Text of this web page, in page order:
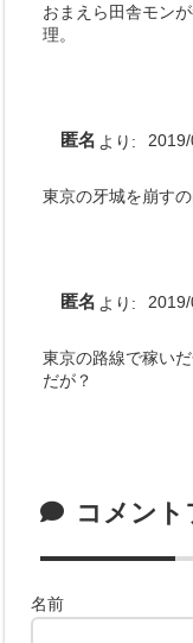
おまえら田舎モン
理。
匿名 より:
東京の牙城を崩す
匿名 より:
東京の路線で稼い
だが？
コメント
名前